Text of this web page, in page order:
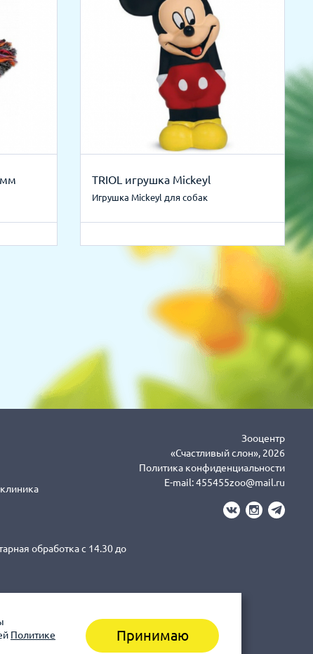
Политике
Принимаю
TRIOL игрушка Mickeyl
Игрушка Mickeyl для собак
обработка с 14.30 до
41 клиника (Санитарная
Зооцентр
«Счастливый слон», 2026
Политика конфиденциальности
E-mail:455455zoo@mail.ru